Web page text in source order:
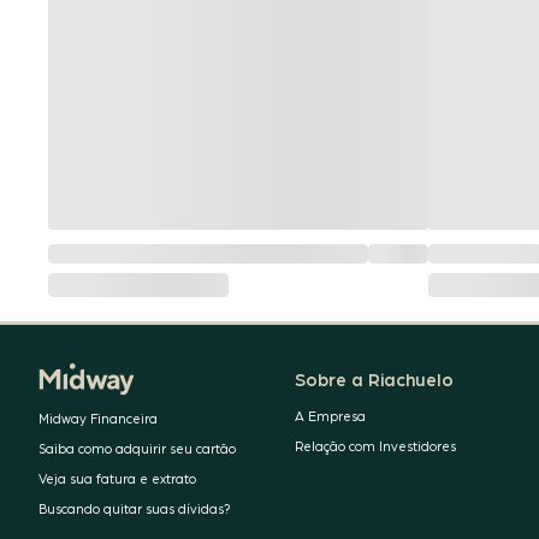
Midway Financeira
Saiba como adquirir seu cartão
Veja sua fatura e extrato
Buscando quitar suas dívidas?
Sobre a Riachuelo
A Empresa
Relação com Investidores